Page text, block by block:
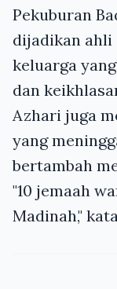
Pekuburan
dijadikan ahli
keluarga
dan
Azhari juga
yang
bertambah
"10 jemaah
Madinah,"